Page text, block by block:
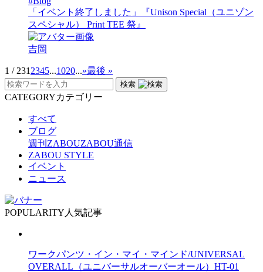
「イベント終了しました」『Unison Special（ユニゾン
スペシャル） Print TEE 祭』
吉岡
1 / 231 2345...1020...»最後 »
検索
CATEGORYカテゴリー
すべて
ブログ
週刊ZABOUZABOU通信
ZABOU STYLE
イベント
ニュース
POPULARITY 人気記事
ワークパンツ・イン・マイ・マインド/UNIVERSAL
OVERALL（ユニバーサルオーバーオール）HT-01